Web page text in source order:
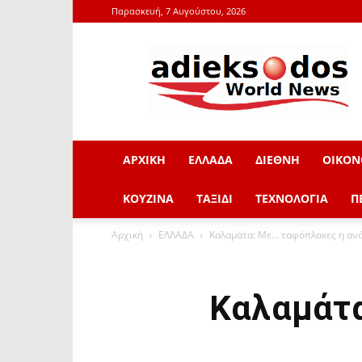
Παρασκευή, 7 Αυγούστου, 2026
adieksodos.gr
ΑΡΧΙΚΗ ΕΛΛΑΔΑ ΔΙΕΘΝΗ
ΚΟΥΖΙΝΑ ΤΑΞΙΔΙ ΤΕΧΝΟΛΟΓΙΑ
Αρχική ΕΛΛΑΔΑ Καλαμάτα: Με… ταφόπλακες η